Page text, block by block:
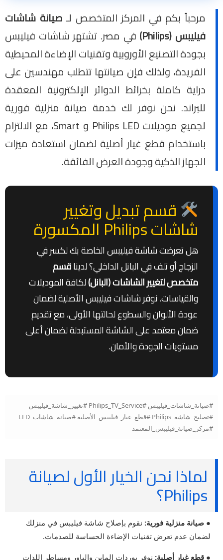
مرحباً بكم في المركز المتخصص لـصيانة شاشات
فيليبس (Philips)
في مصر. تشتهر شاشات فيليبس
بجودة التصنيع الأوروبية وتقنيات الإضاءة المحيطية
الفريدة، ولذلك فإن صيانتها تتطلب مهندسين على
دراية كاملة بخرائط الدوائر الإلكترونية المعقدة
للبراند. نحن نوفر لك خدمة صيانة منزلية فورية
لجميع موديلات Philips LED و Smart، مع الالتزام
باستخدام قطع غيار أصلية لضمان استعادة ميزات
الجهاز الذكية وجودة العرض الفائقة.
قسم تبديل وتغيير
شاشات Philips المكسورة
هل تعرضت شاشة فيليبس الخاصة بك لكسر في
الزجاج أو تلف في البانل الداخلي؟ لديناقسم
متخصص لتغيير الشاشات (البانل)لكافة الموديلات
والقياسات. نوفر شاشات فيليبس الأصلية لضمان
عودة الألوان والسطوع لحالتها الأولى، مع تقديم
ضمان معتمد على الشاشة المستبدلة لضمان أعلى
مستويات الجودة والأمان.
#صيانة_شاشات_فيليبس #Philips_TV_Service #تغيير_شاشة_فيليبس
#تصليح_شاشة_Philips #قطع_غيار_فيليبس_الأصلية #صيانة_شاشات_LED
#مركز_صيانة_فيليبس_المعتمد
لماذا نحن الخيار الأول لصيانة
Philips؟
● صيانة منزلية فورية: نقوم بإصلاح شاشة فيليبس في منزلك
لضمان عدم تعرض تقنيات الإضاءة الحساسة للصدمات.
● قطع غيار أصلية: نوفر بوردات الماين والباور ومساطر اللدات